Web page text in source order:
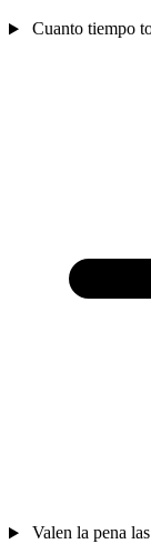
Cuanto tiempo
Valen la pena